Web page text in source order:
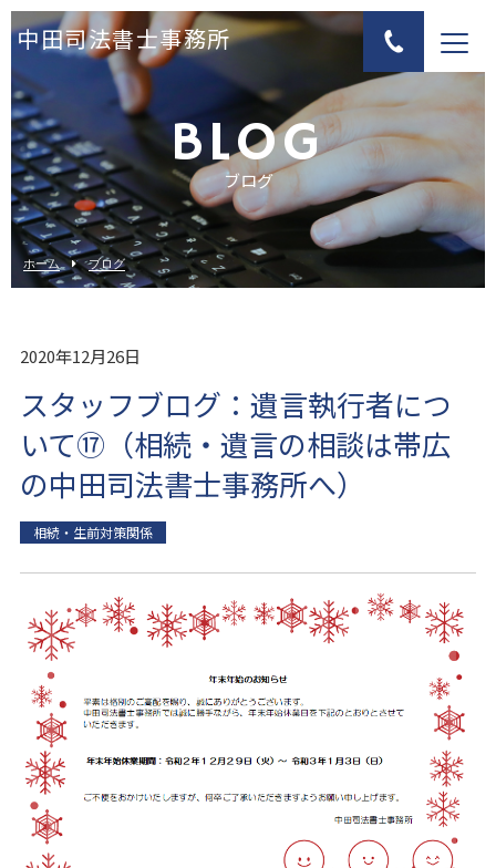
中田司法書士事務所
BLOG
ブログ
ホーム ブログ
2020年12月26日
スタッフブログ：遺言執行者につ
いて⑰（相続・遺言の相談は帯広
の中田司法書士事務所へ）
相続・生前対策関係